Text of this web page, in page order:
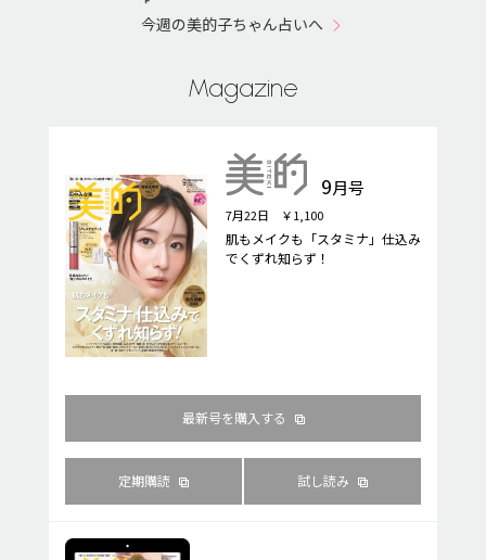
今週の美的子ちゃん占いへ
Magazine
9月号
7月22日 ￥1,100
肌もメイクも「スタミナ」仕込み
でくずれ知らず！
最新号を購入する
定期購読 試し読み